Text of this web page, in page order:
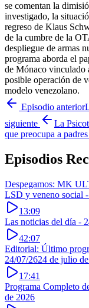
se comentan la
investigado, la
regreso de Klaus
de la cumbre de la
despliegue de armas
programa aborda el
de Mónaco vinculado
posible operación de
modelo venezolano.
Episodio anterior
siguiente
La
que preocupa a
Episodios
Despegamos: MK
LSD y veneno social
13:09
Las noticias del día -
42:07
Editorial: Último
24/07/2624 de julio
17:41
Programa Completo
de 2026